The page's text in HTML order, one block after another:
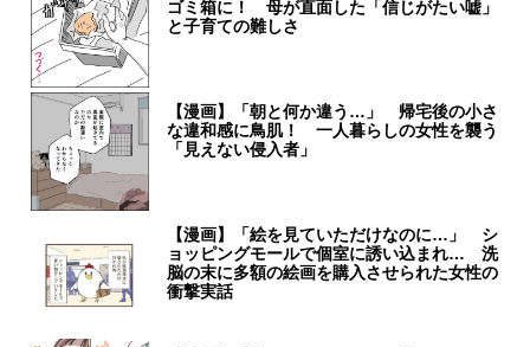
ゴミ箱に！ 母が直面した「信じがたい嘘」
と子育ての難しさ
【漫画】「朝と何か違う…」 帰宅後の小さ
な違和感に鳥肌！ 一人暮らしの女性を襲う
「見えない侵入者」
【漫画】「絵を見ていただけなのに…」 シ
ョッピングモールで個室に誘い込まれ… 洗
脳の末に多額の絵画を購入させられた女性の
衝撃実話